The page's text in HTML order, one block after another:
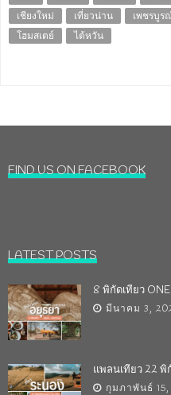
เชียงใหม่
เที่ยวน่าน เพชรบูร
โฮมสเตย์
ไต้หวัน
FIND US ON FACEBOOK
LATEST POSTS
8 พิกัดเที่ยว
มีนาคม 3,
แพลนเที่ยว 22 พิ
กุมภาพันธ์ 15,